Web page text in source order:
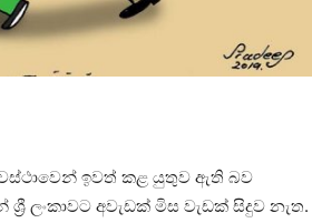
ඉවත් කළ යුතුව ඇති බව
ලංකාවට අවැඩක් මිස වැඩක් සිදුව නැත.